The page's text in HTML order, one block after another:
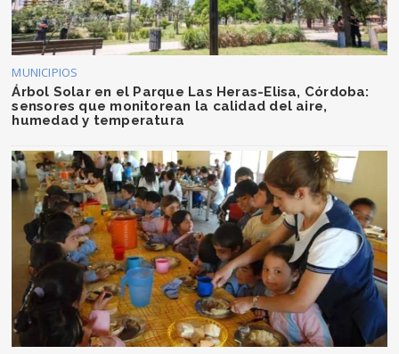
MUNICIPIOS
Árbol Solar en el Parque Las Heras-Elisa, Córdoba:
sensores que monitorean la calidad del aire,
humedad y temperatura